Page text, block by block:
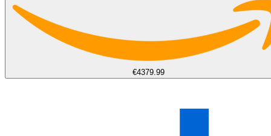
find more on
€4379.99